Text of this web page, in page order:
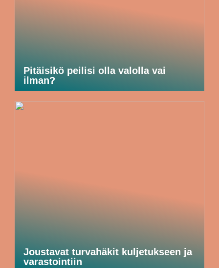
Pitäisikö peilisi olla valolla vai
ilman?
Joustavat turvahäkit kuljetukseen ja
varastointiin